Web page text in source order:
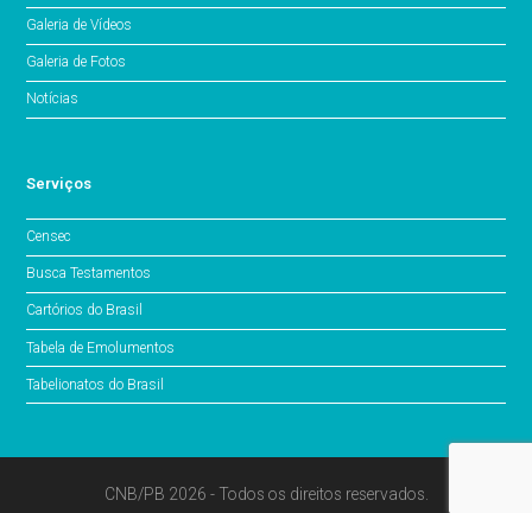
Galeria de Vídeos
Galeria de Fotos
Notícias
Serviços
Censec
Busca Testamentos
Cartórios do Brasil
Tabela de Emolumentos
Tabelionatos do Brasil
CNB/PB 2026 - Todos os direitos reservados.